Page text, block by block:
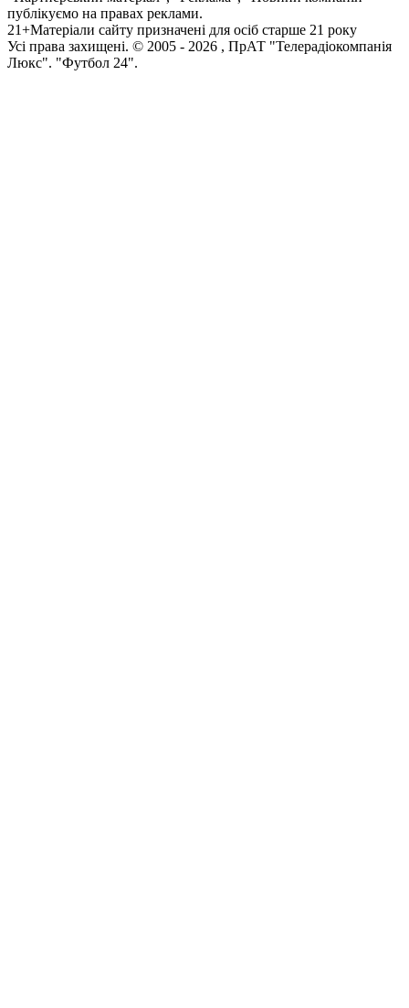
публікуємо на правах реклами.
21+Матеріали сайту призначені для осіб старше 21 року
Усi права захищенi. © 2005 - 2026 , ПрАТ "Телерадіокомпанія
Люкс". "Футбол 24".